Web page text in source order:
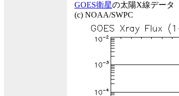
GOES衛星の太陽X線データ
(c) NOAA/SWPC